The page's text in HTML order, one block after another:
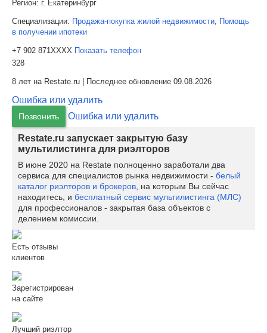
Регион: г. Екатеринбург
Специализации: Продажа-покупка жилой недвижимости, Помощь
в получении ипотеки
+7 902 871XXXX Показать телефон
328
8 лет на Restate.ru | Последнее обновление 09.08.2026
Ошибка или удалить
Позвонить Ошибка или удалить
Restate.ru запускает закрытую базу
мультилистинга для риэлторов
В июне 2020 на Restate полноценно заработали два
сервиса для специалистов рынка недвижимости - белый
каталог риэлторов и брокеров , на которым Вы сейчас
находитесь, и бесплатный сервис мультилистинга (МЛС)
для профессионалов - закрытая база объектов с
делением комиссии.
Есть отзывы
клиентов
Зарегистрирован
на сайте
Лучший риэлтор